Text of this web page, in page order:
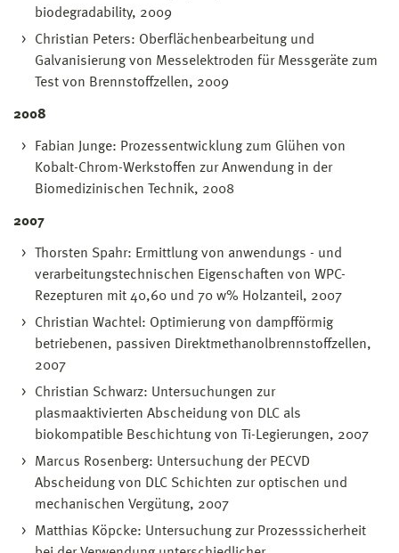
biodegradability, 2009
Christian Peters: Oberflächenbearbeitung und
Galvanisierung von Messelektroden für Messgeräte zum
Test von Brennstoffzellen, 2009
2008
Fabian Junge: Prozessentwicklung zum Glühen von
Kobalt-Chrom-Werkstoffen zur Anwendung in der
Biomedizinischen Technik, 2008
2007
Thorsten Spahr: Ermittlung von anwendungs - und
verarbeitungstechnischen Eigenschaften von WPC-
Rezepturen mit 40,60 und 70 w% Holzanteil, 2007
Christian Wachtel: Optimierung von dampfförmig
betriebenen, passiven Direktmethanolbrennstoffzellen,
2007
Christian Schwarz: Untersuchungen zur
plasmaaktivierten Abscheidung von DLC als
biokompatible Beschichtung von Ti-Legierungen, 2007
Marcus Rosenberg: Untersuchung der PECVD
Abscheidung von DLC Schichten zur optischen und
mechanischen Vergütung, 2007
Matthias Köpcke: Untersuchung zur Prozesssicherheit